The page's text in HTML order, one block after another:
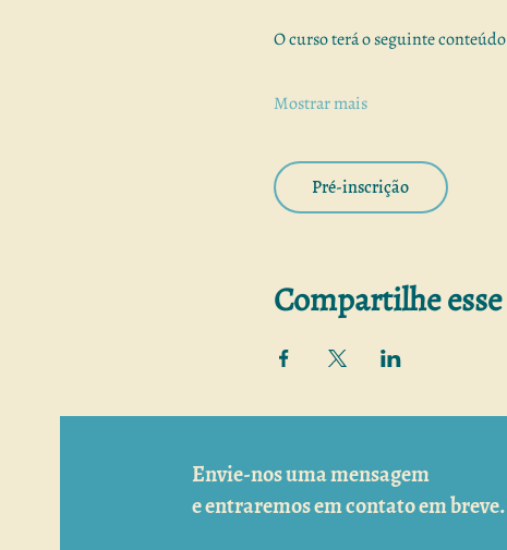
O curso terá o seguinte
Mostrar mais
Pré-inscrição
Compartilhe
Envie-nos uma mensagem
e entraremos em contato em breve.